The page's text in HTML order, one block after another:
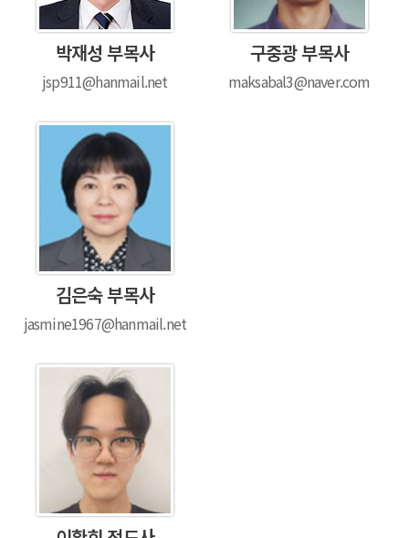
박재성 부목사
jsp911@hanmail.net
구중광 부목사
maksabal3@naver.com
김은숙 부목사
jasmine1967@hanmail.net